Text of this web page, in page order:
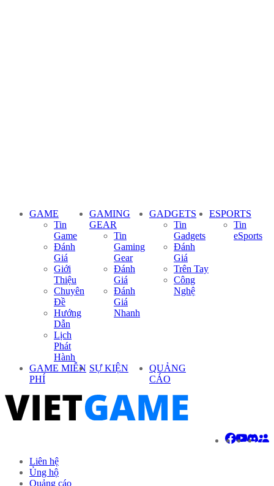
GAME
Tin
Game
Đánh
Giá
Giới
Thiệu
Chuyên
Đề
Hướng
Dẫn
Lịch
Phát
Hành
GAMING
GEAR
Tin
Gaming
Gear
Đánh
Giá
Đánh
Giá
Nhanh
GADGETS
Tin
Gadgets
Đánh
Giá
Trên Tay
Công
Nghệ
ESPORTS
Tin
eSports
GAME MIỄN
PHÍ
SỰ KIỆN
QUẢNG
CÁO
Liên hệ
Ủng hộ
Quảng cáo